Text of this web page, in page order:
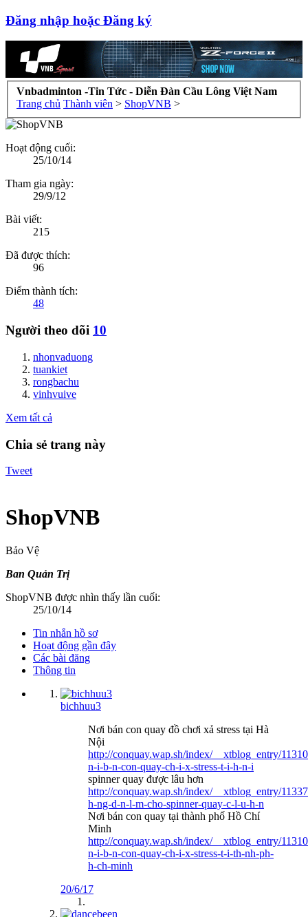
Đăng nhập hoặc Đăng ký
Vnbadminton -Tin Tức - Diễn Đàn Cầu Lông Việt Nam
Trang chủ Thành viên > ShopVNB >
Hoạt động cuối:
25/10/14
Tham gia ngày:
29/9/12
Bài viết:
215
Đã được thích:
96
Điểm thành tích:
48
Người theo dõi 10
nhonvaduong
tuankiet
rongbachu
vinhvuive
Xem tất cả
Chia sẻ trang này
Tweet
ShopVNB
Bảo Vệ
Ban Quản Trị
ShopVNB được nhìn thấy lần cuối:
25/10/14
Tin nhắn hồ sơ
Hoạt động gần đây
Các bài đăng
Thông tin
bichhuu3
Nơi bán con quay đồ chơi xả stress tại Hà
Nội
http://conquay.wap.sh/index/__xtblog_entry/
n-i-b-n-con-quay-ch-i-x-stress-t-i-h-n-i
spinner quay được lâu hơn
http://conquay.wap.sh/index/__xtblog_entry/
h-ng-d-n-l-m-cho-spinner-quay-c-l-u-h-n
Nơi bán con quay tại thành phố Hồ Chí
Minh
http://conquay.wap.sh/index/__xtblog_entry/
n-i-b-n-con-quay-ch-i-x-stress-t-i-th-nh-ph-
h-ch-minh
20/6/17